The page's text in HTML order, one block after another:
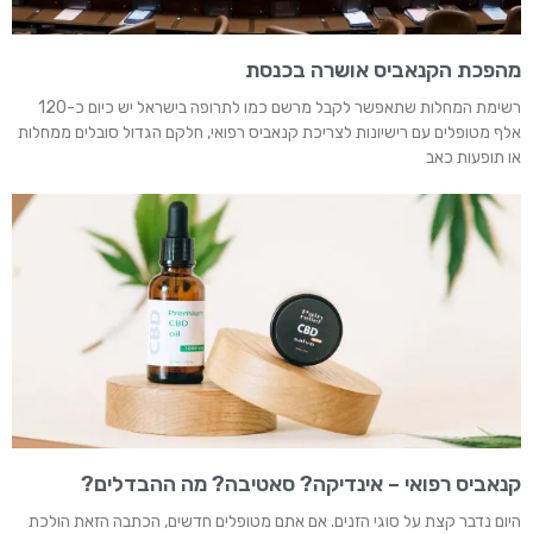
מהפכת הקנאביס אושרה בכנסת
רשימת המחלות שתאפשר לקבל מרשם כמו לתרופה בישראל יש כיום כ-120
אלף מטופלים עם רישיונות לצריכת קנאביס רפואי, חלקם הגדול סובלים ממחלות
או תופעות כאב
קנאביס רפואי – אינדיקה? סאטיבה? מה ההבדלים?
היום נדבר קצת על סוגי הזנים. אם אתם מטופלים חדשים, הכתבה הזאת הולכת